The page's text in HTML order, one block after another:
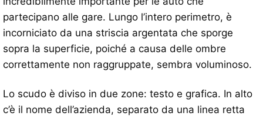
partecipano alle gare. Lungo l’intero perimetro, è
incorniciato da una striscia argentata che sporge
sopra la superficie, poiché a causa delle ombre
correttamente non raggruppate, sembra voluminoso.
Lo scudo è diviso in due zone: testo e grafica. In alto
c’è il nome dell’azienda, separato da una linea retta